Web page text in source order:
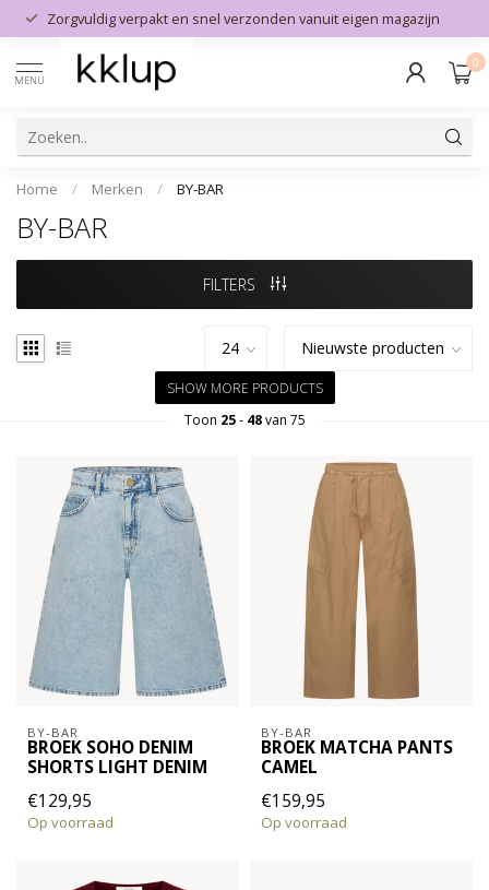
Zorgvuldig verpakt en snel verzonden vanuit eigen magazijn
MENU
0
Home / Merken / BY-BAR
BY-BAR
FILTERS
SHOW MORE PRODUCTS
Toon 25- 48van 75
BY-BAR
BROEK SOHO DENIM
SHORTS LIGHT DENIM
€129,95
Op voorraad
BY-BAR
BROEK MATCHA PANTS
CAMEL
€159,95
Op voorraad